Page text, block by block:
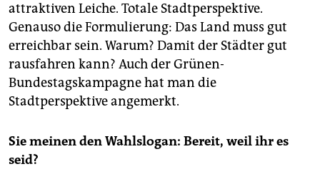
attraktiven Leiche. Totale Stadtperspektive.
Genauso die Formulierung: Das Land muss gut
erreichbar sein. Warum? Damit der Städter gut
rausfahren kann? Auch der Grünen-
Bundestagskampagne hat man die
Stadtperspektive angemerkt.
Sie meinen den Wahlslogan: Bereit, weil ihr es
seid?